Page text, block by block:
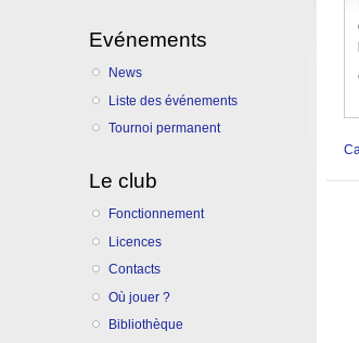
Evénements
News
Liste des événements
Tournoi permanent
Le club
Fonctionnement
Licences
Contacts
Où jouer ?
Bibliothèque